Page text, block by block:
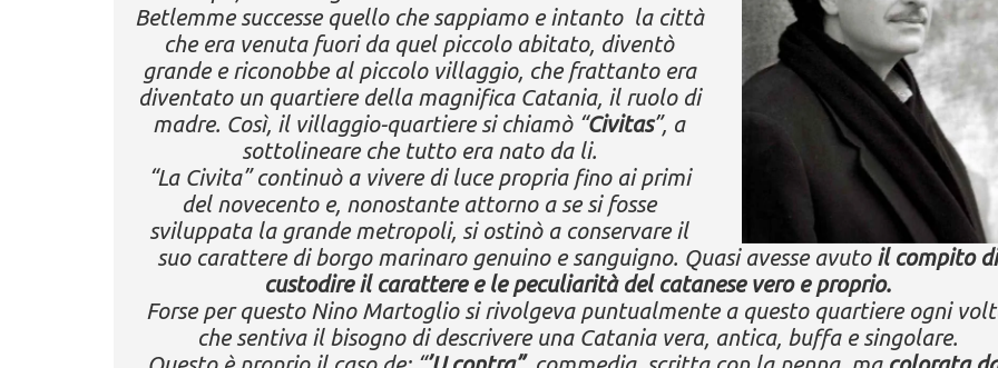
Betlemme successe quello che sappiamo e intanto la città
che era venuta fuori da quel piccolo abitato, diventò
grande e riconobbe al piccolo villaggio, che frattanto era
diventato un quartiere della magnifica Catania, il ruolo di
madre. Così, il villaggio-quartiere si chiamò “Civitas”, a
sottolineare che tutto era nato da li.
“La Civita” continuò a vivere di luce propria fino ai primi
del novecento e, nonostante attorno a se si fosse
sviluppata la grande metropoli, si ostinò a conservare il
suo carattere di borgo marinaro genuino e sanguigno. Quasi avesse avuto il compito di
custodire il carattere e le peculiarità del catanese vero e proprio.
Forse per questo Nino Martoglio si rivolgeva puntualmente a questo quartiere ogni
che sentiva il bisogno di descrivere una Catania vera, antica, buffa e singolare.